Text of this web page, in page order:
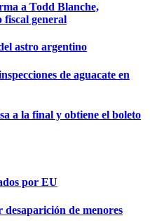
a Todd Blanche,
fiscal general
astro argentino
de aguacate en
a la final y obtiene el boleto
por EU
de menores